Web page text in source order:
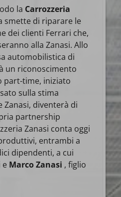
la Carrozzeria
smette di riparare le
dei clienti Ferrari che,
alla Zanasi. Allo
automobilistica di
un riconoscimento
part-time, iniziato
sulla stima
Zanasi, diventerà di
partnership
Zanasi conta oggi
entrambi a
dipendenti, a cui
e Marco Zanasi , figlio